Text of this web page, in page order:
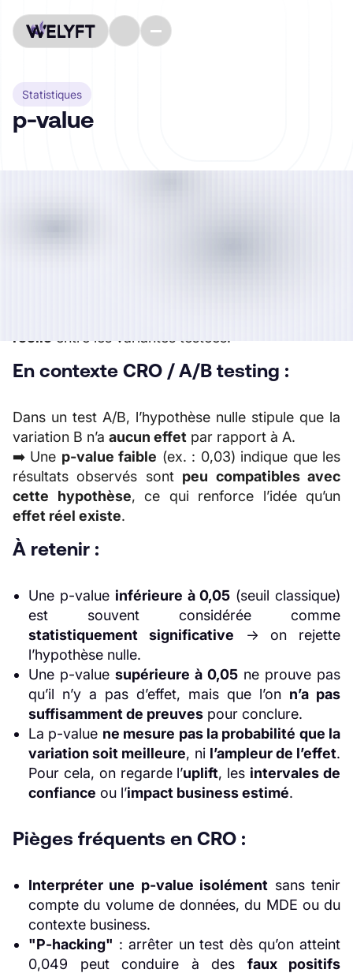
Statistiques
p-value
réelle entre les variantes testées.
En contexte CRO / A/B testing :
Dans un test A/B, l’hypothèse nulle stipule que la
variation B n’a aucun effet par rapport à A.
➡️ Une p-value faible (ex. : 0,03) indique que les
résultats observés sont peu compatibles avec
cette hypothèse, ce qui renforce l’idée qu’un
effet réel existe.
À retenir :
Une p-value inférieure à 0,05 (seuil classique)
est souvent considérée comme
statistiquement significative → on rejette
l’hypothèse nulle.
Une p-value supérieure à 0,05 ne prouve pas
qu’il n’y a pas d’effet, mais que l’on n’a pas
suffisamment de preuves pour conclure.
La p-value ne mesure pas la probabilité que la
variation soit meilleure, ni l’ampleur de l’effet.
Pour cela, on regarde l’uplift, les intervales de
confiance ou l’impact business estimé.
Pièges fréquents en CRO :
Interpréter une p-value isolément sans tenir
compte du volume de données, du MDE ou du
contexte business.
"P-hacking" : arrêter un test dès qu’on atteint
0,049 peut conduire à des faux positifs